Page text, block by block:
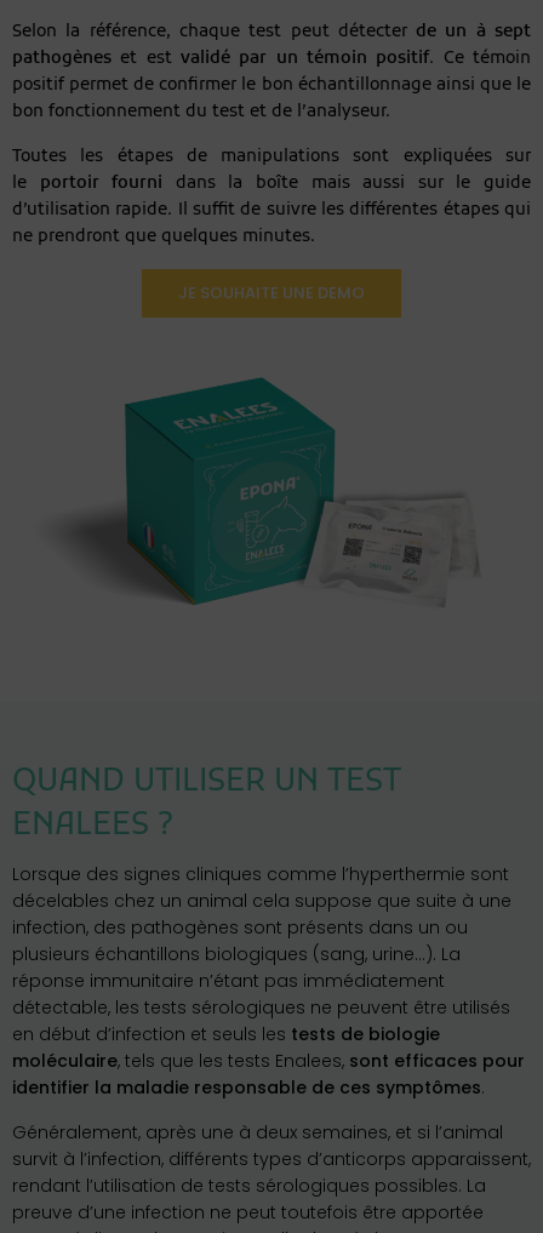
Selon la référence, chaque test peut détecter de un à sept
pathogènes et estvalidé par un témoin positif. Ce témoin
positif permet de confirmer le bon échantillonnage ainsi que le
bon fonctionnement du test et de l’analyseur.
Toutes les étapes de manipulations sont expliquées sur
le portoir fourni dans la boîte mais aussi sur le guide
d’utilisation rapide. Il suffit de suivre les différentes étapes qui
ne prendront que quelques minutes.
JE SOUHAITE UNE DEMO
QUAND UTILISER UN TEST
ENALEES ?
Lorsque des signes cliniques comme l’hyperthermie sont
décelables chez un animal cela suppose que suite à une
infection, des pathogènes sont présents dans un ou
plusieurs échantillons biologiques (sang, urine…). La
réponse immunitaire n’étant pas immédiatement
détectable, les tests sérologiques ne peuvent être utilisés
en début d’infection et seuls les tests de biologie
moléculaire, tels que les tests Enalees, sont efficaces pour
identifier la maladie responsable de ces symptômes.
Généralement, après une à deux semaines, et si l’animal
survit à l’infection, différents types d’anticorps apparaissent,
rendant l’utilisation de tests sérologiques possibles. La
preuve d’une infection ne peut toutefois être apportée